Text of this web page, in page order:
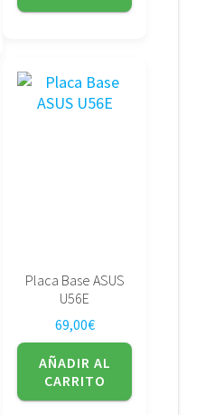
Placa Base ASUS
U56E
69,00€
AÑADIR AL
CARRITO